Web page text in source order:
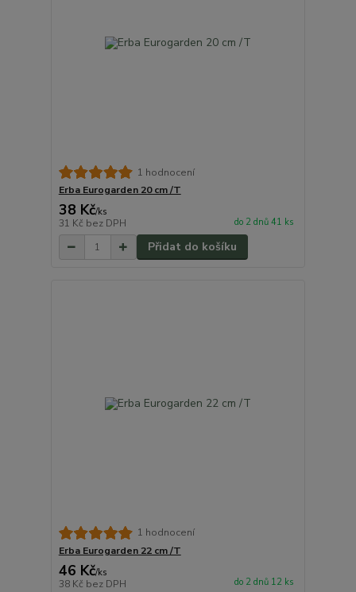
1 hodnocení
Erba Eurogarden 20 cm /T
38 Kč/ks
31 Kč bez DPH do 2 dnů 41 ks
Přidat do košíku
1 hodnocení
Erba Eurogarden 22 cm /T
46 Kč/ks
38 Kč bez DPH do 2 dnů 12 ks